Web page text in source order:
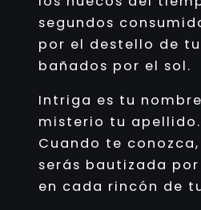
segundos
por el destello de
bañados por el sol.
Intriga es tu
misterio tu apellido.
Cuando te conozca,
serás bautizada
en cada rincón de